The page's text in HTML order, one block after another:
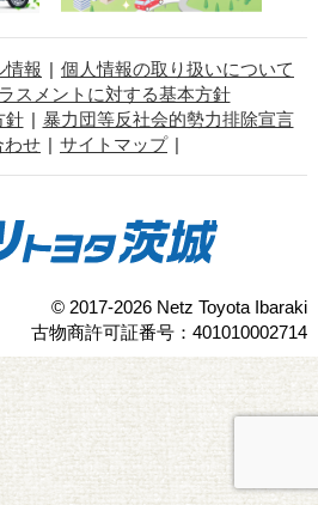
情報
個人情報の取り扱いについて
スメントに対する基本方針
針
暴力団等反社会的勢力排除宣言
わせ
サイトマップ
© 2017-2026 Netz Toyota Ibaraki
古物商許可証番号：401010002714